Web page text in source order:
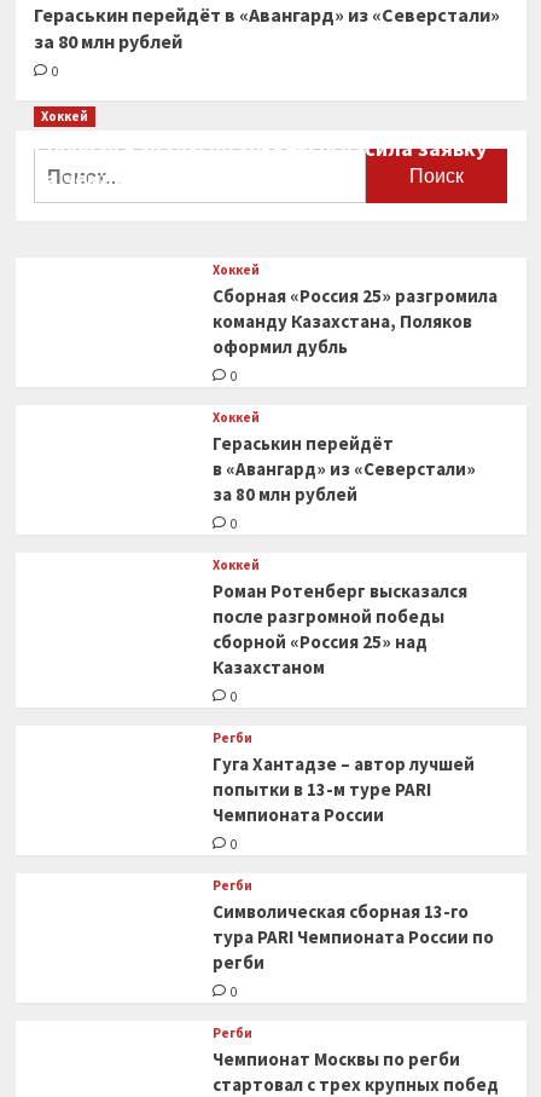
Гераськин перейдёт в «Авангард» из «Северстали»
за 80 млн рублей
0
Хоккей
Сборная Канады по хоккею огласила заявку
на чемпионат мира
Хоккей
Сборная «Россия 25» разгромила
команду Казахстана, Поляков
оформил дубль
0
Хоккей
Гераськин перейдёт
в «Авангард» из «Северстали»
за 80 млн рублей
0
Хоккей
Роман Ротенберг высказался
после разгромной победы
сборной «Россия 25» над
Казахстаном
0
Регби
Гуга Хантадзе – автор лучшей
попытки в 13-м туре PARI
Чемпионата России
0
Регби
Символическая сборная 13-го
тура PARI Чемпионата России по
регби
0
Регби
Чемпионат Москвы по регби
стартовал с трех крупных побед